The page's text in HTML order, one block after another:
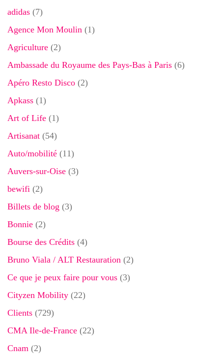
adidas (7)
Agence Mon Moulin (1)
Agriculture (2)
Ambassade du Royaume des Pays-Bas à Paris (6)
Apéro Resto Disco (2)
Apkass (1)
Art of Life (1)
Artisanat (54)
Auto/mobilité (11)
Auvers-sur-Oise (3)
bewifi (2)
Billets de blog (3)
Bonnie (2)
Bourse des Crédits (4)
Bruno Viala / ALT Restauration (2)
Ce que je peux faire pour vous (3)
Cityzen Mobility (22)
Clients (729)
CMA Ile-de-France (22)
Cnam (2)